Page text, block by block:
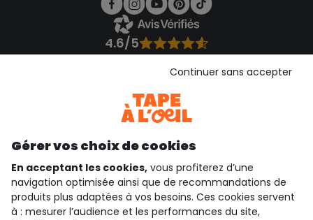
4.6/5
Voir l’attestation de confiance
Téléchargez notre application
qui sommes-nous ?
Gérer vos choix de cookies
En acceptant les cookies, vous profiterez d’une
navigation optimisée ainsi que de recommandations de
produits plus adaptées à vos besoins. Ces cookies servent
à : mesurer l’audience et les performances du site,
Continuer sans accepter